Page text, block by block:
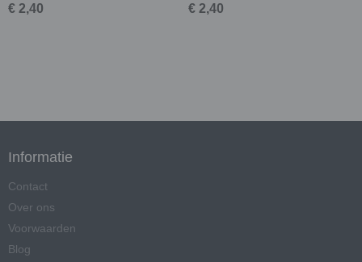
€ 2,40 € 2,40
Informatie
Contact
Over ons
Voorwaarden
Blog